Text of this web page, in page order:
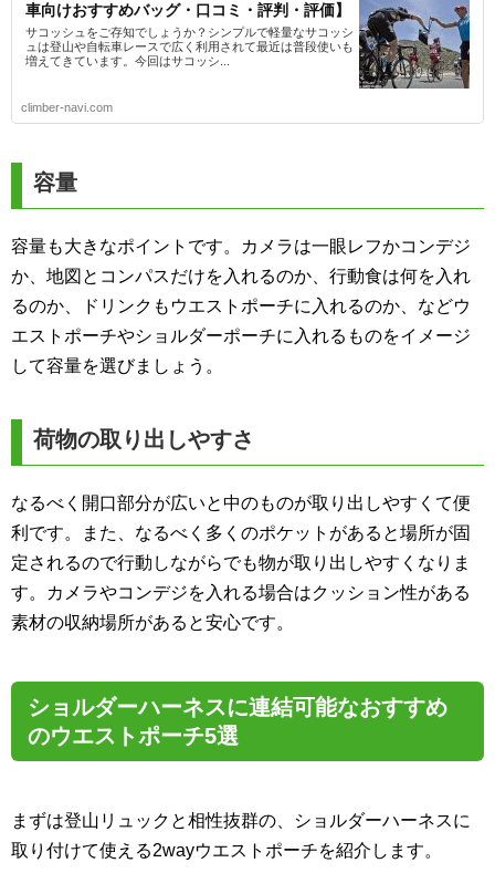
車向けおすすめバッグ・口コミ・評判・評価】
サコッシュをご存知でしょうか？シンプルで軽量なサコッシ
ュは登山や自転車レースで広く利用されて最近は普段使いも
増えてきています。今回はサコッシ...
climber-navi.com
容量
容量も大きなポイントです。カメラは一眼レフかコンデジ
か、地図とコンパスだけを入れるのか、行動食は何を入れ
るのか、ドリンクもウエストポーチに入れるのか、などウ
エストポーチやショルダーポーチに入れるものをイメージ
して容量を選びましょう。
荷物の取り出しやすさ
なるべく開口部分が広いと中のものが取り出しやすくて便
利です。また、なるべく多くのポケットがあると場所が固
定されるので行動しながらでも物が取り出しやすくなりま
す。カメラやコンデジを入れる場合はクッション性がある
素材の収納場所があると安心です。
ショルダーハーネスに連結可能なおすすめ
のウエストポーチ5選
まずは登山リュックと相性抜群の、ショルダーハーネスに
取り付けて使える2wayウエストポーチを紹介します。